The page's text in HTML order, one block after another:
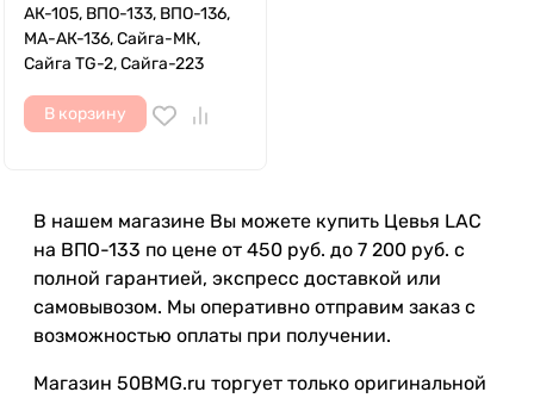
АК-105, ВПО-133, ВПО-136,
МА-АК-136, Сайга-МК,
Сайга TG-2, Сайга-223
В корзину
В нашем магазине Вы можете купить Цевья LAC
на ВПО-133 по цене от 450 руб. до 7 200 руб. с
полной гарантией, экспресс доставкой или
самовывозом. Мы оперативно отправим заказ с
возможностью оплаты при получении.
Магазин 50BMG.ru торгует только оригинальной